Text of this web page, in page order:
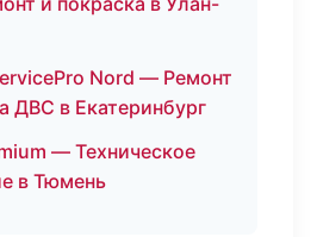
Nord — Ремонт
ДВС в Екатеринбург
— Техническое
в Тюмень